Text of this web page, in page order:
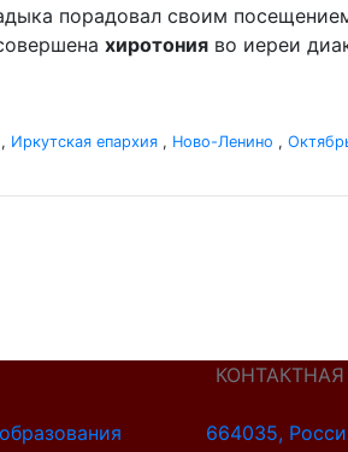
порадовал своим
хиротония во иереи
, Иркутская епархия , Ново-Ленино ,
664035,